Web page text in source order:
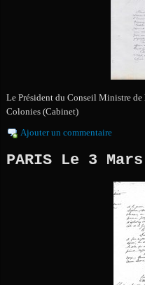
Le Président du Conseil Ministre de
Colonies (Cabinet)
Ajouter un commentaire
PARIS Le 3